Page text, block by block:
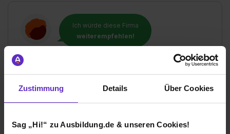
Zustimmung Details Über Cookies
Sag „Hi!“ zu Ausbildung.de & unseren Cookies!
Ich würde diese Firma
weiterempfehlen!
Wie gefällt dir die Ausbildung bei deiner
Firma?
Mein Ausbilder ist immer da und hört zu. Er kümmert
sich und unterstützt auch in der Schule